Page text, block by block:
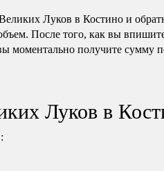
Луков в Костино и
После того, как вы
моментально получите сумму
Луков в